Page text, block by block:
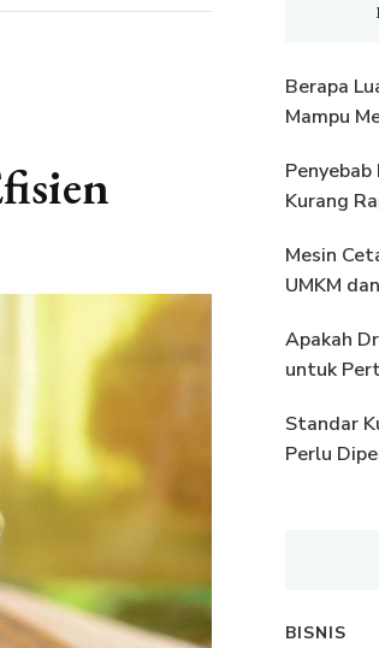
Berapa
Mampu
Kurang
Mesin
UMKM
Apakah
untuk
Standar
Perlu
BISNIS